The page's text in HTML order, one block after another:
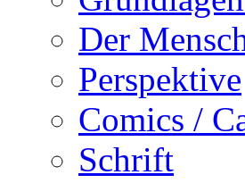
Der
Perspektive
Comics /
Schrift